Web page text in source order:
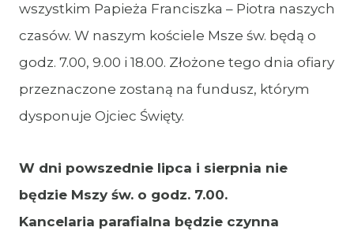
wszystkim Papieża Franciszka – Piotra naszych
czasów. W naszym kościele Msze św. będą o
godz. 7.00, 9.00 i 18.00. Złożone tego dnia ofiary
przeznaczone zostaną na fundusz, którym
dysponuje Ojciec Święty.
W dni powszednie lipca i sierpnia nie
będzie Mszy św. o godz. 7.00.
Kancelaria parafialna będzie czynna